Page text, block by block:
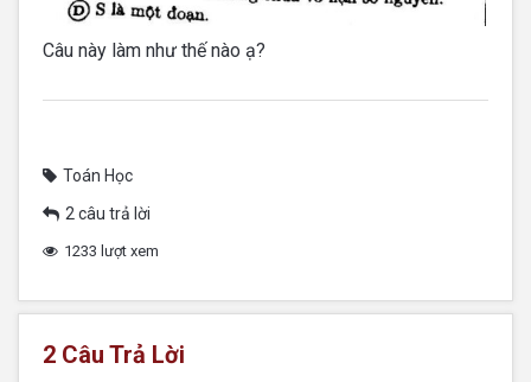
Câu này làm như thế nào ạ?
Toán Học
2 câu trả lời
1233 lượt xem
2 Câu Trả Lời